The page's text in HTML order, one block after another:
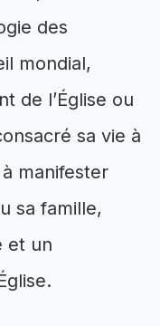
des
mondial,
de l’Église ou
sa vie à
manifester
sa famille,
et un